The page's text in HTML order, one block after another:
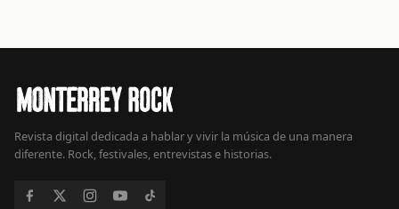
Revista digital dedicada a hablar y vivir la música de una manera
diferente. Rock, festivales, entrevistas e historias.